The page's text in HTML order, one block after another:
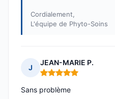
Cordialement,
L'équipe de Phyto-Soins
J
JEAN-MARIE P.
Note : 5 sur 5
Sans problème